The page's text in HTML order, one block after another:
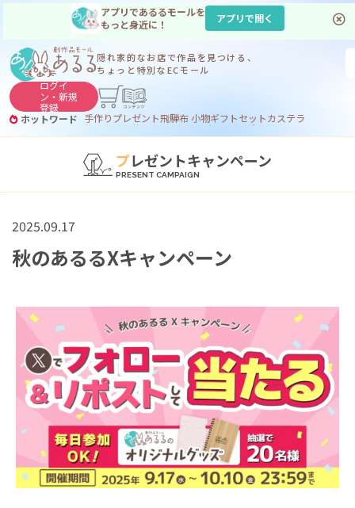
アプリであるるモールを
もっと身近に！
アプリで開く
隠れ家的なお店で作品を見つける、
ちょっと特別なECモール
ログイ
ン・新規
登録
ホットワード 手作りプレゼント飛騨布 小物ギフトセットカステラ
サヌカイト コーヒー ジンギスカン
プレゼントキャンペーン
2025.09.17
秋のあるるXキャンペーン